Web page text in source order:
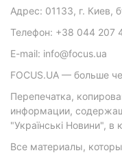
Адрес: 01133, г. Киев,
Телефон: +38 044 207
E-mail: info@focus.ua
FOCUS.UA — больше
Перепечатка,
информации,
"Українські Новини",
Все материалы,